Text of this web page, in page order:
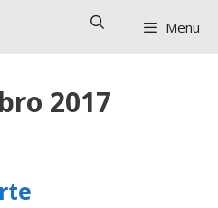
Menu
2017